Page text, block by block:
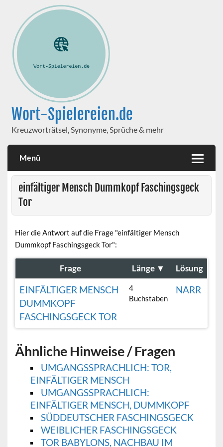
Wort-Spielereien.de
Kreuzworträtsel, Synonyme, Sprüche & mehr
Menü
einfältiger Mensch Dummkopf Faschingsgeck
Tor
Hier die Antwort auf die Frage "einfältiger Mensch
Dummkopf Faschingsgeck Tor":
Frage Länge ▼ Lösung
EINFÄLTIGER MENSCH
DUMMKOPF
FASCHINGSGECK TOR
4
Buchstaben
NARR
Ähnliche Hinweise / Fragen
UMGANGSSPRACHLICH: TOR,
EINFÄLTIGER MENSCH
UMGANGSSPRACHLICH:
EINFÄLTIGER MENSCH, DUMMKOPF
SÜDDEUTSCHER FASCHINGSGECK
WEIBLICHER FASCHINGSGECK
TOR BABYLONS, NACHBAU IM